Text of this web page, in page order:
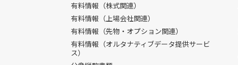
有料情報（株式関連）
有料情報（上場会社関連）
有料情報（先物・オプション関連）
有料情報（オルタナティブデータ提供サービ
ス）